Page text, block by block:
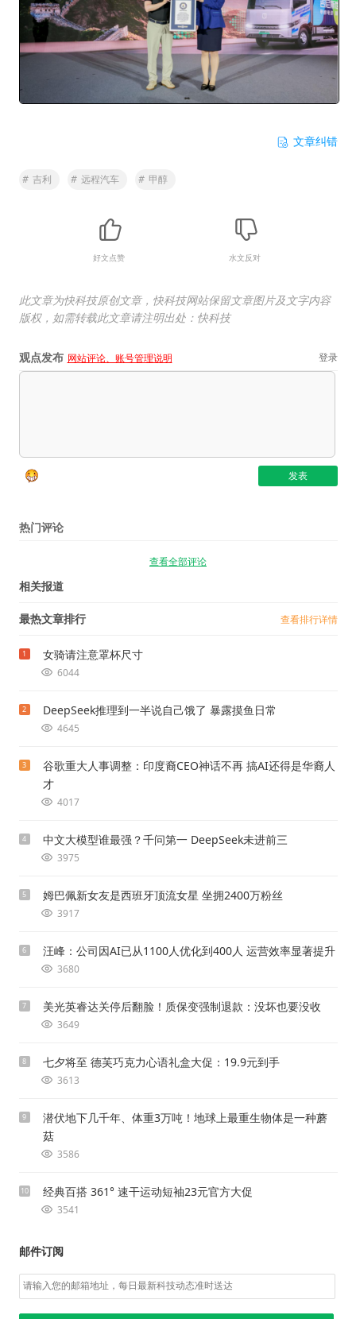
文章纠错
# 吉利 # 远程汽车 # 甲醇
好文点赞 水文反对
此文章为快科技原创文章，快科技网站保留文章图片及文字内容
版权，如需转载此文章请注明出处：快科技
观点发布 网站评论、账号管理说明 登录
热门评论
查看全部评论
相关报道
最热文章排行 查看排行详情
1 女骑请注意罩杯尺寸
6044
2 DeepSeek推理到一半说自己饿了 暴露摸鱼日常
4645
3
谷歌重大人事调整：印度裔CEO神话不再 搞AI还得是华裔人
才
4017
4 中文大模型谁最强？千问第一 DeepSeek未进前三
3975
5 姆巴佩新女友是西班牙顶流女星 坐拥2400万粉丝
3917
6 汪峰：公司因AI已从1100人优化到400人 运营效率显著提升
3680
7 美光英睿达关停后翻脸！质保变强制退款：没坏也要没收
3649
8 七夕将至 德芙巧克力心语礼盒大促：19.9元到手
3613
9
潜伏地下几千年、体重3万吨！地球上最重生物体是一种蘑
菇
3586
10 经典百搭 361° 速干运动短袖23元官方大促
3541
邮件订阅